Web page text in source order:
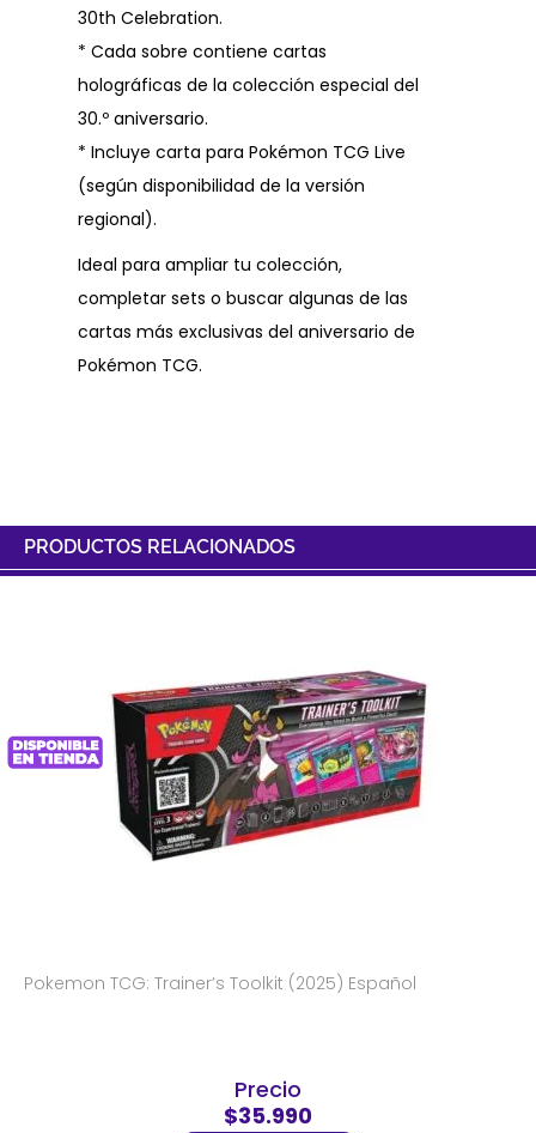
30th Celebration.
* Cada sobre contiene cartas
holográficas de la colección especial del
30.º aniversario.
* Incluye carta para Pokémon TCG Live
(según disponibilidad de la versión
regional).
Ideal para ampliar tu colección,
completar sets o buscar algunas de las
cartas más exclusivas del aniversario de
Pokémon TCG.
PRODUCTOS RELACIONADOS
Pokemon TCG: Trainer’s Toolkit (2025) Español
Precio
$35.990